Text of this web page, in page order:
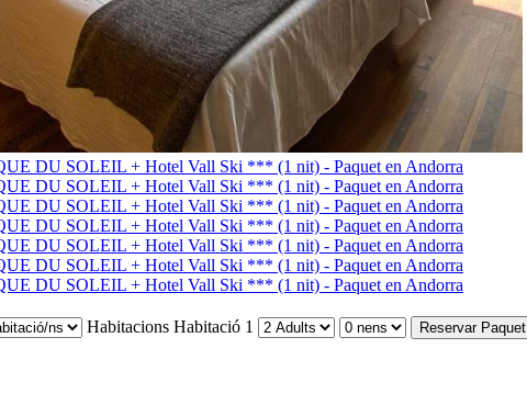
Habitacions Habitació 1 Reservar Paquet